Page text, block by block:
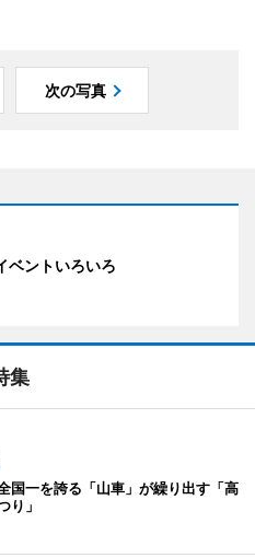
次の写真
ベントいろいろ
集
国一を誇る「山車」が繰り出す「高
り」